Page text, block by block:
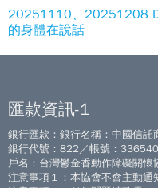
20251110、20251208
的身體在說話
匯款資訊-1
銀行匯款：銀行名稱：中國信託
銀行代號：822／帳號：
戶名：台灣鬱金香動作障礙關懷
注意事項１：本協會不會主動通